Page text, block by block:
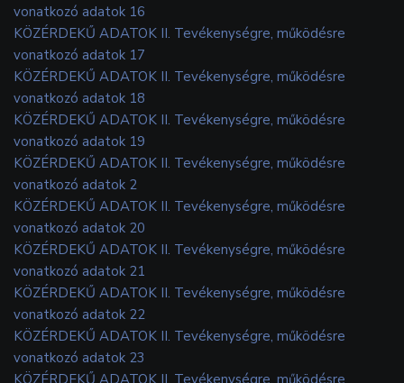
vonatkozó adatok 16
KÖZÉRDEKŰ ADATOK II. Tevékenységre, működésre
vonatkozó adatok 17
KÖZÉRDEKŰ ADATOK II. Tevékenységre, működésre
vonatkozó adatok 18
KÖZÉRDEKŰ ADATOK II. Tevékenységre, működésre
vonatkozó adatok 19
KÖZÉRDEKŰ ADATOK II. Tevékenységre, működésre
vonatkozó adatok 2
KÖZÉRDEKŰ ADATOK II. Tevékenységre, működésre
vonatkozó adatok 20
KÖZÉRDEKŰ ADATOK II. Tevékenységre, működésre
vonatkozó adatok 21
KÖZÉRDEKŰ ADATOK II. Tevékenységre, működésre
vonatkozó adatok 22
KÖZÉRDEKŰ ADATOK II. Tevékenységre, működésre
vonatkozó adatok 23
KÖZÉRDEKŰ ADATOK II. Tevékenységre, működésre